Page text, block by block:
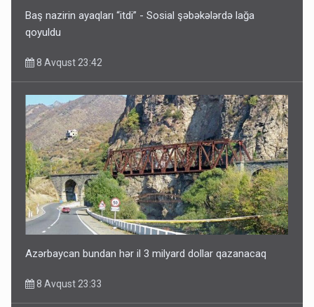
Baş nazirin ayaqları “itdi” - Sosial şəbəkələrdə lağa
qoyuldu
8 Avqust 23:42
Azərbaycan bundan hər il 3 milyard dollar qazanacaq
8 Avqust 23:33